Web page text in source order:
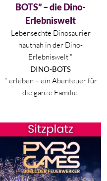
BOTS” – die Dino-
Erlebniswelt
Lebensechte Dinosaurier
hautnah in der Dino-
Erlebniswelt "
DINO-BOTS
" erleben – ein Abenteuer für
die ganze Familie.